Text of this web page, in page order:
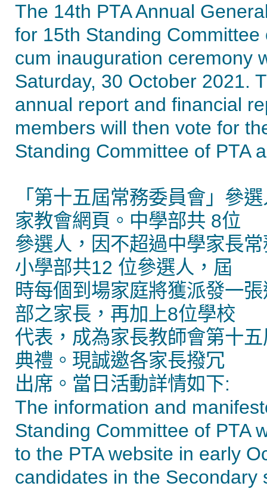
The 14th PTA Annual
for 15th Standing Committee
cum inauguration ceremony
Saturday, 30 October 2021.
annual report and financial
members will then vote for
Standing Committee of PTA
「第十五屆常務委員會」參
家教會網頁。中學部共 8位
參選人，因不超過中學家長
小學部共12 位參選人，屆
時每個到場家庭將獲派發一
部之家長，再加上8位學校
代表，成為家長教師會第十
典禮。現誠邀各家長撥冗
出席。當日活動詳情如下:
The information and
Standing Committee of PTA
to the PTA website in early
candidates in the Secondary